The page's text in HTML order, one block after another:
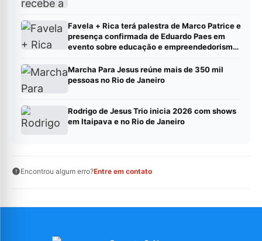
Favela + Rica terá palestra de Marco Patrice e
presença confirmada de Eduardo Paes em
evento sobre educação e empreendedorismo
Marcha Para Jesus reúne mais de 350 mil
pessoas no Rio de Janeiro
Rodrigo de Jesus Trio inicia 2026 com shows
em Itaipava e no Rio de Janeiro
Encontrou algum erro?Entre em contato